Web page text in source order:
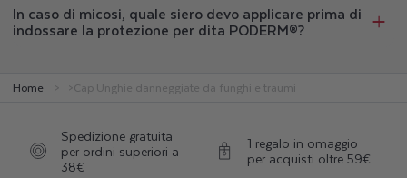
In caso di micosi, quale siero devo applicare prima di
indossare la protezione per dita PODERM®?
Home Cap Unghie danneggiate da funghi e traumi
Spedizione gratuita
per ordini superiori a
38€
1 regalo in omaggio
per acquisti oltre 59€